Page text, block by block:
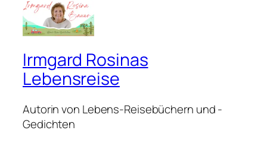
Irmgard Rosinas
Lebensreise
Autorin von Lebens-Reisebüchern und -
Gedichten